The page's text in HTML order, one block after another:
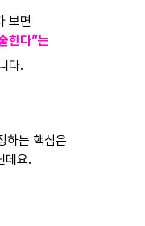
보면
한다”는
다.
하는 핵심은
데요.